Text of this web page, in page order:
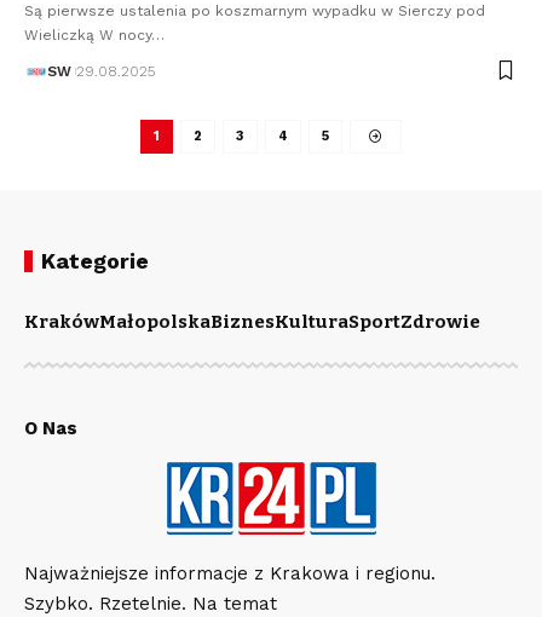
Są pierwsze ustalenia po koszmarnym wypadku w Sierczy pod
Wieliczką W nocy…
SW 29.08.2025
1 2 3 4 5
Kategorie
KrakówMałopolskaBiznesKulturaSportZdrowie
O Nas
Najważniejsze informacje z Krakowa i regionu.
Szybko. Rzetelnie. Na temat